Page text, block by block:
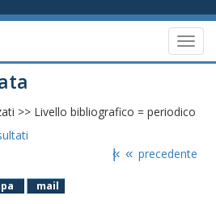
>> Livello bibliografico = periodico
|« « precedente
mail